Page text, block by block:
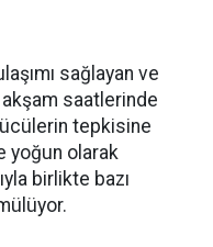
sağlayan ve
saatlerinde
tepkisine
yoğun olarak
birlikte bazı